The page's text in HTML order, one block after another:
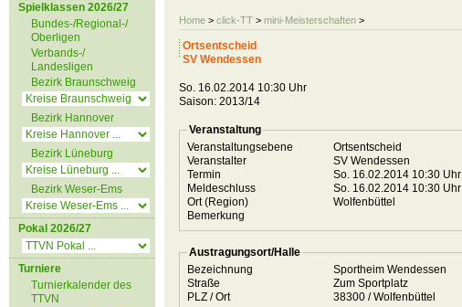
Home > click-TT > mini-Meisterschaften >
Spielklassen 2026/27
Bundes-/Regional-/
Oberligen
Verbands-/
Landesligen
Bezirk Braunschweig
Bezirk Hannover
Bezirk Lüneburg
Bezirk Weser-Ems
Pokal 2026/27
Turniere
Turnierkalender des
TTVN
Ortsentscheid
SV Wendessen
So. 16.02.2014 10:30 Uhr
Saison: 2013/14
Veranstaltung
Veranstaltungsebene
Ortsentscheid
Veranstalter
SV Wendessen
Termin
So. 16.02.2014 10:30 Uhr
Meldeschluss
So. 16.02.2014 10:30 Uhr
Ort (Region)
Wolfenbüttel
Bemerkung
Austragungsort/Halle
Bezeichnung
Sportheim Wendessen
Straße
Zum Sportplatz
PLZ / Ort
38300 / Wolfenbüttel